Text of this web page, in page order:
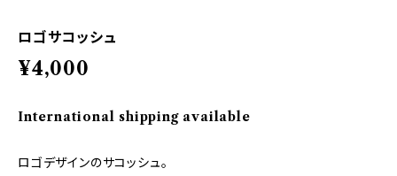
ロゴサコッシュ
¥4,000
International shipping available
ロゴデザインのサコッシュ。